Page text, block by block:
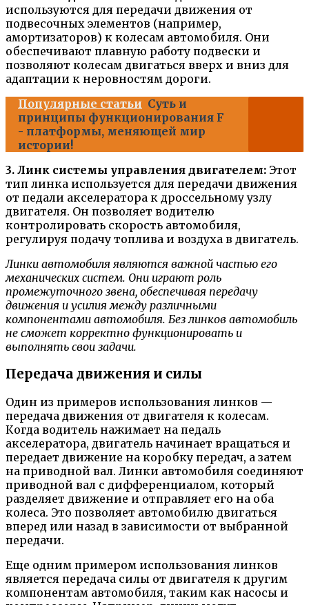
используются для передачи движения от
подвесочных элементов (например,
амортизаторов) к колесам автомобиля. Они
обеспечивают плавную работу подвески и
позволяют колесам двигаться вверх и вниз для
адаптации к неровностям дороги.
Популярные статьи Суть и
принципы функционирования F
- платформы, меняющей мир
истории!
3. Линк системы управления двигателем: Этот
тип линка используется для передачи движения
от педали акселератора к дроссельному узлу
двигателя. Он позволяет водителю
контролировать скорость автомобиля,
регулируя подачу топлива и воздуха в двигатель.
Линки автомобиля являются важной частью его
механических систем. Они играют роль
промежуточного звена, обеспечивая передачу
движения и усилия между различными
компонентами автомобиля. Без линков автомобиль
не сможет корректно функционировать и
выполнять свои задачи.
Передача движения и силы
Один из примеров использования линков —
передача движения от двигателя к колесам.
Когда водитель нажимает на педаль
акселератора, двигатель начинает вращаться и
передает движение на коробку передач, а затем
на приводной вал. Линки автомобиля соединяют
приводной вал с дифференциалом, который
разделяет движение и отправляет его на оба
колеса. Это позволяет автомобилю двигаться
вперед или назад в зависимости от выбранной
передачи.
Еще одним примером использования линков
является передача силы от двигателя к другим
компонентам автомобиля, таким как насосы и